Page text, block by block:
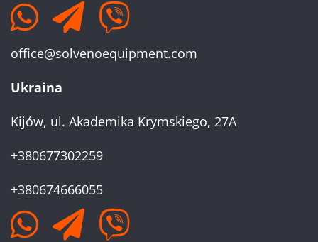
office@solvenoequipment.com
Ukraina
Kijów, ul. Akademika Krymskiego, 27A
+380677302259
+380674666055